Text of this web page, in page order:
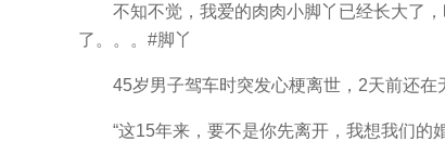
不知不觉，我爱的肉肉小脚丫已经长大了，
了。。。#脚丫
45岁男子驾车时突发心梗离世，2天前还在
“这15年来，要不是你先离开，我想我们的婚